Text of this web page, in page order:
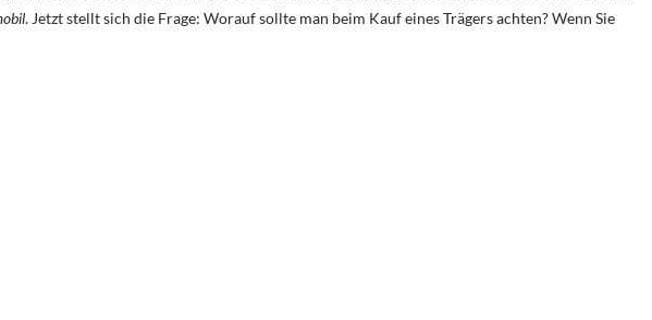
. Jetzt stellt sich die Frage: Worauf sollte man beim Kauf eines Trägers achten? Wenn Sie